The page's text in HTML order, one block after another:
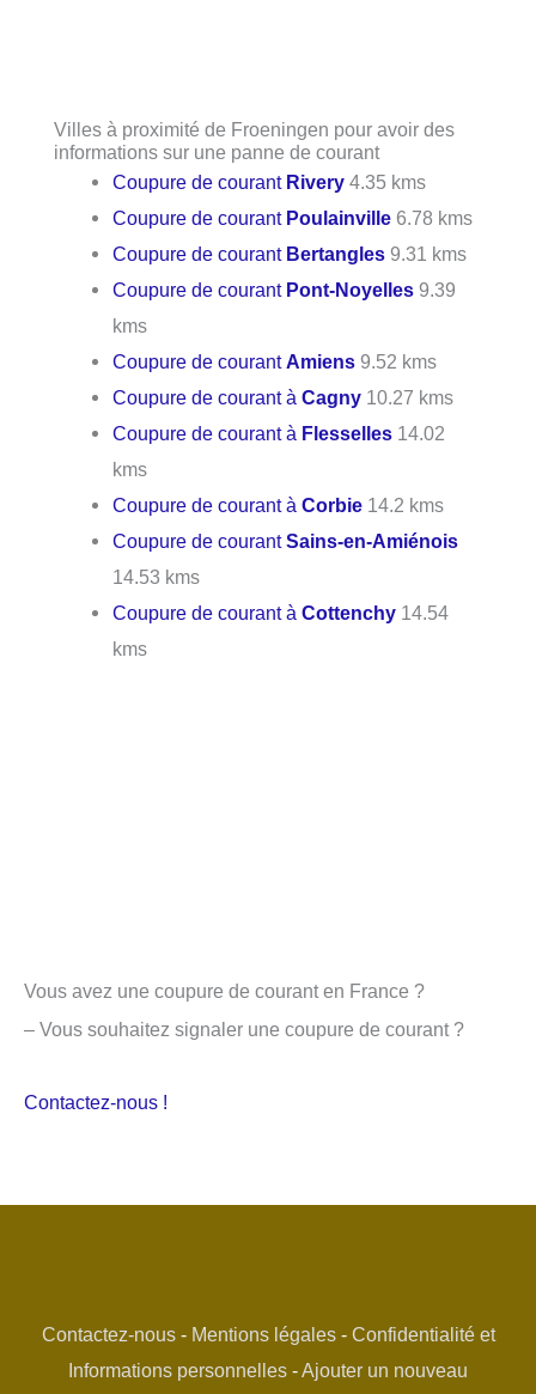
Villes à proximité de Froeningen pour avoir des
informations sur une panne de courant
Coupure de courant Rivery 4.35 kms
Coupure de courant Poulainville 6.78 kms
Coupure de courant Bertangles 9.31 kms
Coupure de courant Pont-Noyelles 9.39
kms
Coupure de courantAmiens 9.52 kms
Coupure de courant àCagny 10.27 kms
Coupure de courant à Flesselles 14.02
kms
Coupure de courant àCorbie 14.2 kms
Coupure de courantSains-en-Amiénois
14.53 kms
Coupure de courant àCottenchy 14.54
kms
Vous avez une coupure de courant en France ?
– Vous souhaitez signaler une coupure de courant ?
Contactez-nous !
Contactez-nous- Mentions légales- Confidentialité et
Informations personnelles -Ajouter un nouveau